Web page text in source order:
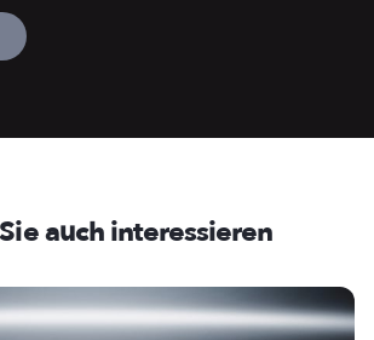
auch interessieren